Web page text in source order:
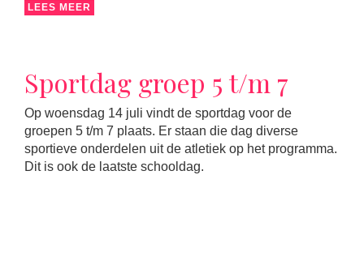
LEES MEER
Sportdag groep 5 t/m 7
Op woensdag 14 juli vindt de sportdag voor de
groepen 5 t/m 7 plaats. Er staan die dag diverse
sportieve onderdelen uit de atletiek op het programma.
Dit is ook de laatste schooldag.